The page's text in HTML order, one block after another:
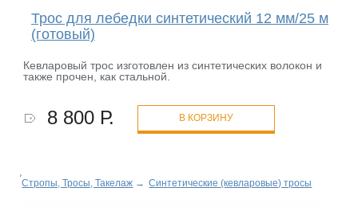
Трос для лебедки синтетический 12 мм/25 м
(готовый)
Кевларовый трос изготовлен из синтетических волокон и
также прочен, как стальной.
8 800 Р. В КОРЗИНУ
Стропы, Тросы, Такелаж → Синтетические (кевларовые) тросы